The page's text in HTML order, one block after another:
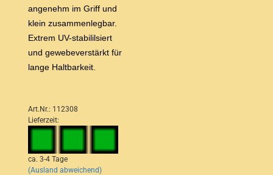
angenehm im Griff und
klein zusammenlegbar.
Extrem UV-stabililsiert
und gewebeverstärkt für
lange Haltbarkeit.
Art.Nr.: 112308
Lieferzeit:
ca. 3-4 Tage
(Ausland abweichend)